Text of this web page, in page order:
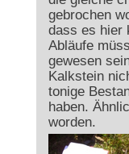
gebrochen
dass es hier
Abläufe
gewesen
Kalkstein
tonige
haben.
worden.